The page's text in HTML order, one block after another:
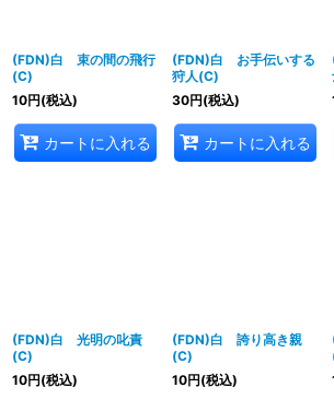
(FDN)白 束の間の飛行
(C)
10円(税込)
カートに入れる
(FDN)白 お手伝いする
狩人(C)
30円(税込)
カートに入れる
(FDN)白 光明の叱責
(C)
10円(税込)
(FDN)白 誇り高き親
(C)
10円(税込)